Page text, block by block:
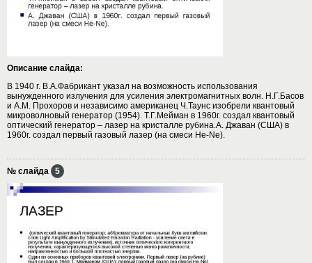
Описание слайда:
В 1940 г. В.А.Фабрикант указал на возможность использования
вынужденного излучения для усиления электромагнитных волн. Н.Г.Басов
и А.М. Прохоров и независимо американец Ч.Таунс изобрели квантовый
микроволновый генератор (1954). Т.Г.Мейман в 1960г. создал квантовый
оптический генератор – лазер на кристалле рубина.А. Джаван (США) в
1960г. создал первый газовый лазер (на смеси Не-Ne).
№ слайда 5